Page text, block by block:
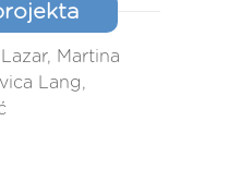
Martina
Lang,